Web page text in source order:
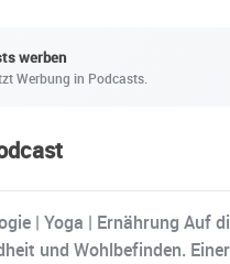
werben
Werbung in Podcasts.
| Yoga | Ernährung Auf
und Wohlbefinden.